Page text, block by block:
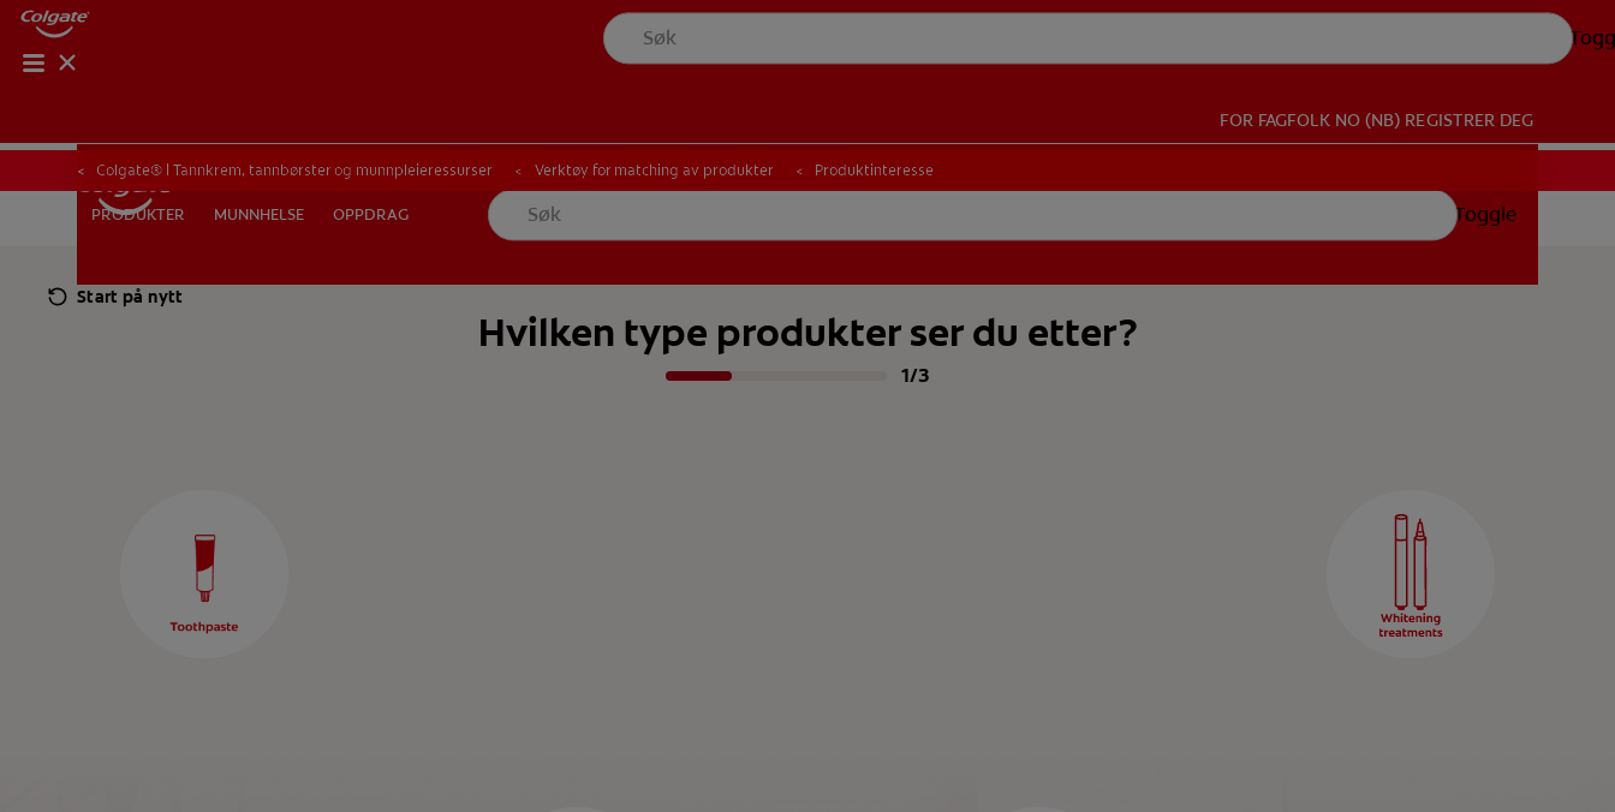
PRODUKTER
FOR FAGFOLK NO (NB) REGISTRER DEG
PRODUKTER MUNNHELSE OPPDRAG
KONTROLL AV MUNNHELSE MATCHING AV PRODUKTER
Toggle
Colgate® | Tannkrem, tannbørster og munnpleieressurser Verktøy for matching av produkter Produktinteresse
Start på nytt
1/3
Hvilken type produkter ser du etter?